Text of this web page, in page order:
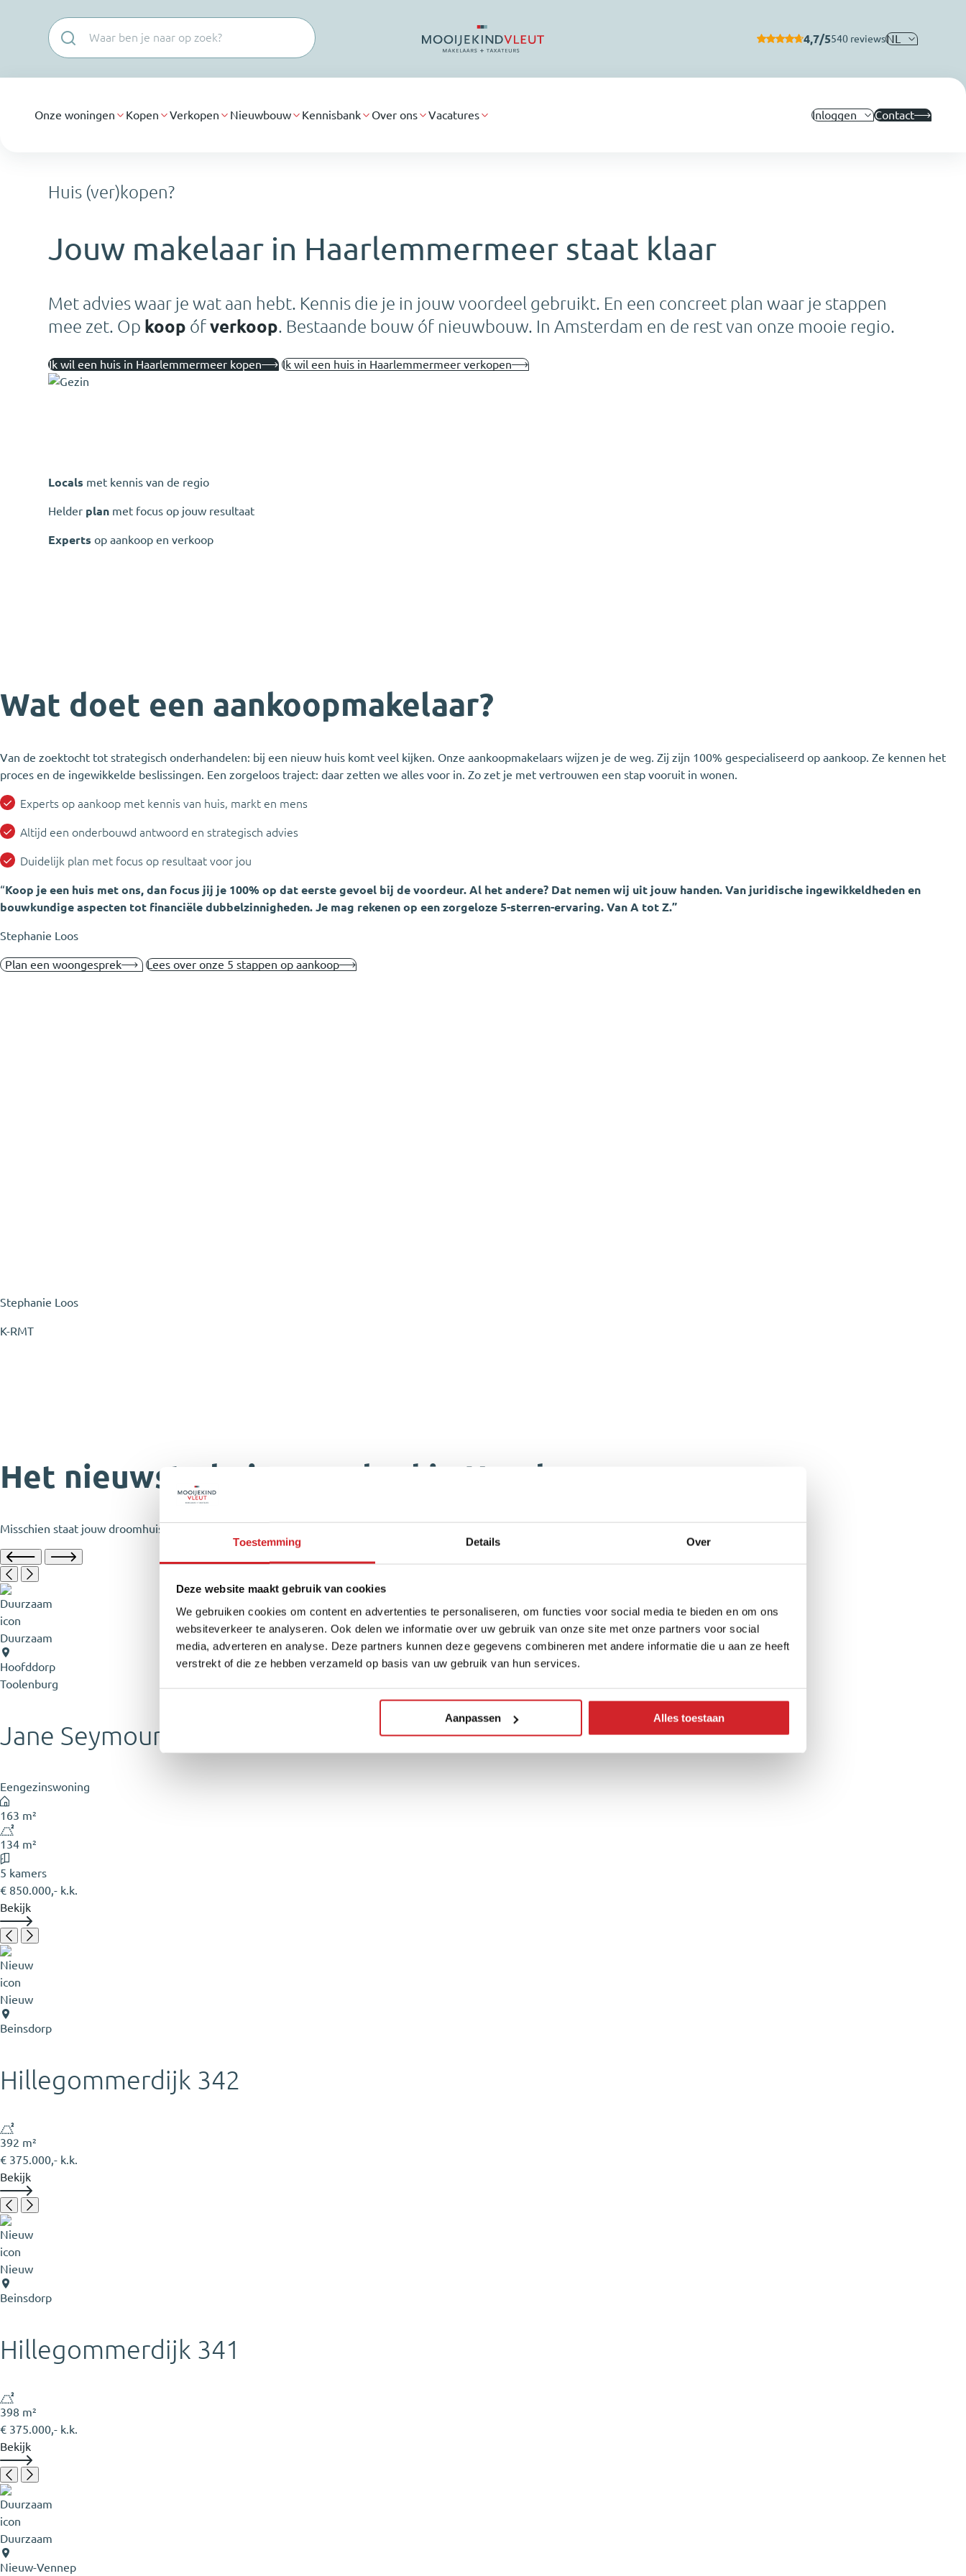
Toestemming Details Over
Deze website maakt gebruik van cookies
We gebruiken cookies om content en advertenties te personaliseren, om functies voor social media te bieden en om ons
websiteverkeer te analyseren. Ook delen we informatie over uw gebruik van onze site met onze partners voor social
media, adverteren en analyse. Deze partners kunnen deze gegevens combineren met andere informatie die u aan ze heeft
verstrekt of die ze hebben verzameld op basis van uw gebruik van hun services.
Aanpassen Alles toestaan
4,7/5540 reviewsNL
Onze woningen Kopen Verkopen Nieuwbouw Kennisbank Over ons Vacatures Inloggen Contact
Huis (ver)kopen?
Jouw makelaar in Haarlemmermeer staat klaar
Met advies waar je wat aan hebt. Kennis die je in jouw voordeel gebruikt. En een concreet plan waar je stappen
mee zet. Op koop ófverkoop. Bestaande bouw óf nieuwbouw. In Amsterdam en de rest van onze mooie regio.
Ik wil een huis in Haarlemmermeer kopen Ik wil een huis in Haarlemmermeer verkopen
Locals met kennis van de regio
Helder plan met focus op jouw resultaat
Expertsop aankoop en verkoop
Wat doet een aankoopmakelaar?
Van de zoektocht tot strategisch onderhandelen: bij een nieuw huis komt veel kijken. Onze aankoopmakelaars wijzen je de weg. Zij zijn 100% gespecialiseerd op aankoop. Ze kennen het
proces en de ingewikkelde beslissingen. Een zorgeloos traject: daar zetten we alles voor in. Zo zet je met vertrouwen een stap vooruit in wonen.
Experts op aankoop met kennis van huis, markt en mens
Altijd een onderbouwd antwoord en strategisch advies
Duidelijk plan met focus op resultaat voor jou
“Koop je een huis met ons, dan focus jij je 100% op dat eerste gevoel bij de voordeur. Al het andere? Dat nemen wij uit jouw handen. Van juridische ingewikkeldheden en
bouwkundige aspecten tot financiële dubbelzinnigheden. Je mag rekenen op een zorgeloze 5-sterren-ervaring. Van A tot Z.”
Stephanie Loos
Plan een woongesprek Lees over onze 5 stappen op aankoop
Stephanie Loos
K-RMT
Het nieuwste huizenaanbod in Haarlemmermeer
Misschien staat jouw droomhuis er wel tussen
Duurzaam
Hoofddorp
Toolenburg
Jane Seymourlaan 45
Eengezinswoning
163 m²
134 m²
5 kamers
€ 850.000,- k.k.
Bekijk
Nieuw
Beinsdorp
Hillegommerdijk 342
392 m²
€ 375.000,- k.k.
Bekijk
Nieuw
Beinsdorp
Hillegommerdijk 341
398 m²
€ 375.000,- k.k.
Bekijk
Duurzaam
Nieuw-Vennep